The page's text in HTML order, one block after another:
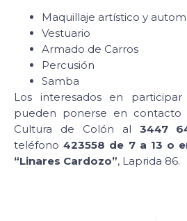
Maquillaje artístico y
Vestuario
Armado de Carros
Percusión
Samba
Los interesados en
pueden ponerse en
Cultura de Colón al 3447
teléfono423558 de 7 a 13 o
“Linares Cardozo”, Laprida 86.